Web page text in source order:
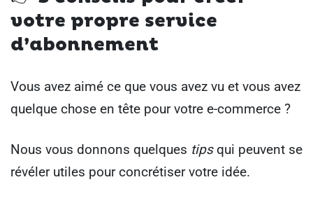
votre propre service
d’abonnement
Vous avez aimé ce que vous avez vu et vous avez
quelque chose en tête pour votre e-commerce ?
Nous vous donnons quelques tips qui peuvent se
révéler utiles pour concrétiser votre idée.